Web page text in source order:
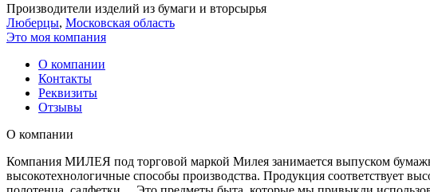
Производители изделий из бумаги и вторсырья
Люберцы, Московская область
Это моя компания
О компании
Контакты
Реквизиты
Отзывы
О компании
Компания МИЛЕЯ под торговой маркой Милея занимается выпуском
высокотехнологичные способы производства. Продукция соответствует